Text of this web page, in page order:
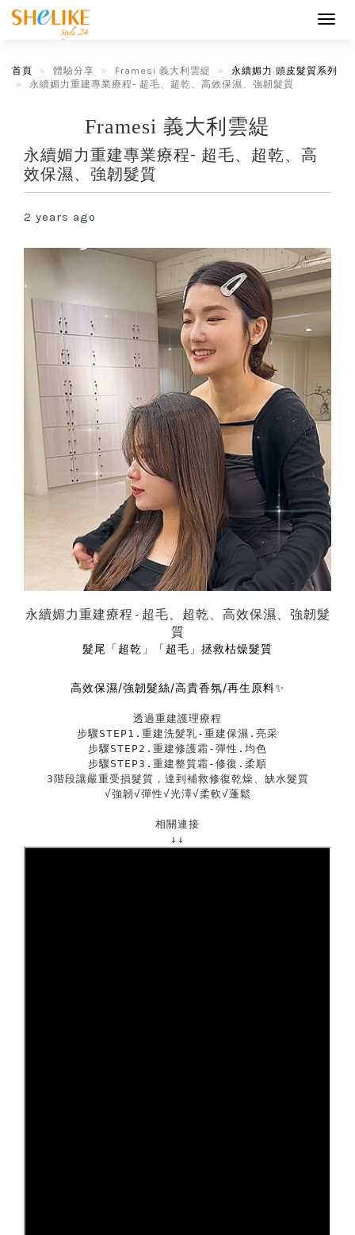
首頁 體驗分享 Framesi 義大利雲緹
永續媚力 頭皮髮質系列
永續媚力重建專業療程- 超毛、超乾、高效保濕、強韌髮質
Framesi 義大利雲緹
永續媚力重建專業療程- 超毛、超乾、高
效保濕、強韌髮質
2 years ago
永續媚力重建療程-超毛、超乾、高效保濕、強韌髮
質
髮尾「超乾」 「超毛」 拯救枯燥髮質
高效保濕/強韌髮絲/高貴香氛/再生原料✨
透過重建護理療程
步驟STEP1.重建洗髮乳-重建保濕.亮采
步驟STEP2.重建修護霜-彈性.均色
步驟STEP3.重建整質霜-修復.柔順
3階段讓嚴重受損髮質，達到補救修復乾燥、缺水髮質
√強韌√彈性√光澤√柔軟√蓬鬆
相關連接
↓↓